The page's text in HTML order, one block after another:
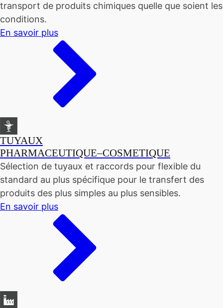
transport de produits chimiques quelle que soient les
conditions.
En savoir plus
TUYAUX
PHARMACEUTIQUE–COSMETIQUE
Sélection de tuyaux et raccords pour flexible du
standard au plus spécifique pour le transfert des
produits des plus simples au plus sensibles.
En savoir plus